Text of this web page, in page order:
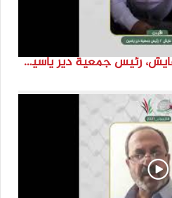
انتماء2021: السيد عصام عايش، رئيس جمعية دير ياسين، الاردن